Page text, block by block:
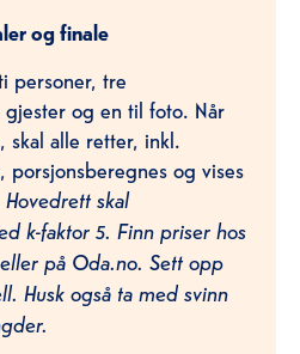
og finale
personer, tre
gjester og en til foto. Når
skal alle retter, inkl.
og vises
Hovedrett skal
k-faktor 5. Finn priser hos
på Oda.no. Sett opp
Husk også ta med svinn